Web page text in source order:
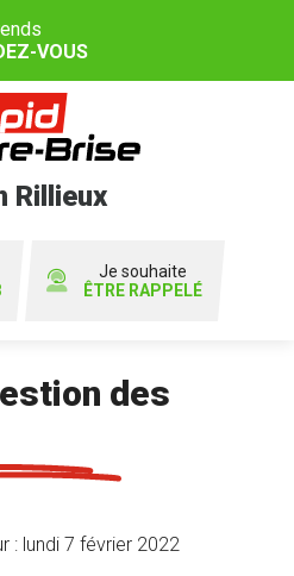
VOUS
Rillieux
Je souhaite
ÊTRE RAPPELÉ
des
: lundi 7 février 2022